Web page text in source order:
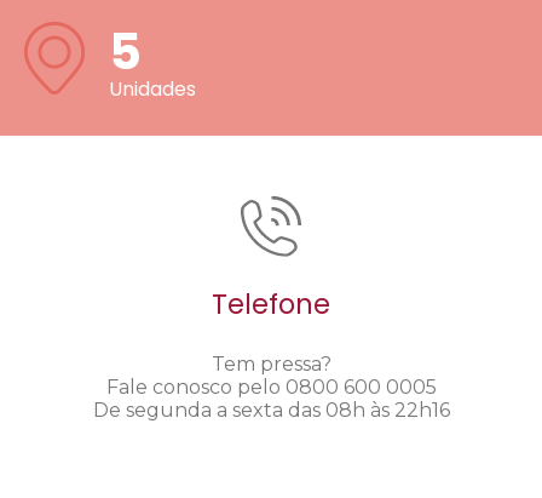
5
Unidades
Telefone
Tem pressa?
Fale conosco pelo 0800 600 0005
De segunda a sexta das 08h às 22h16